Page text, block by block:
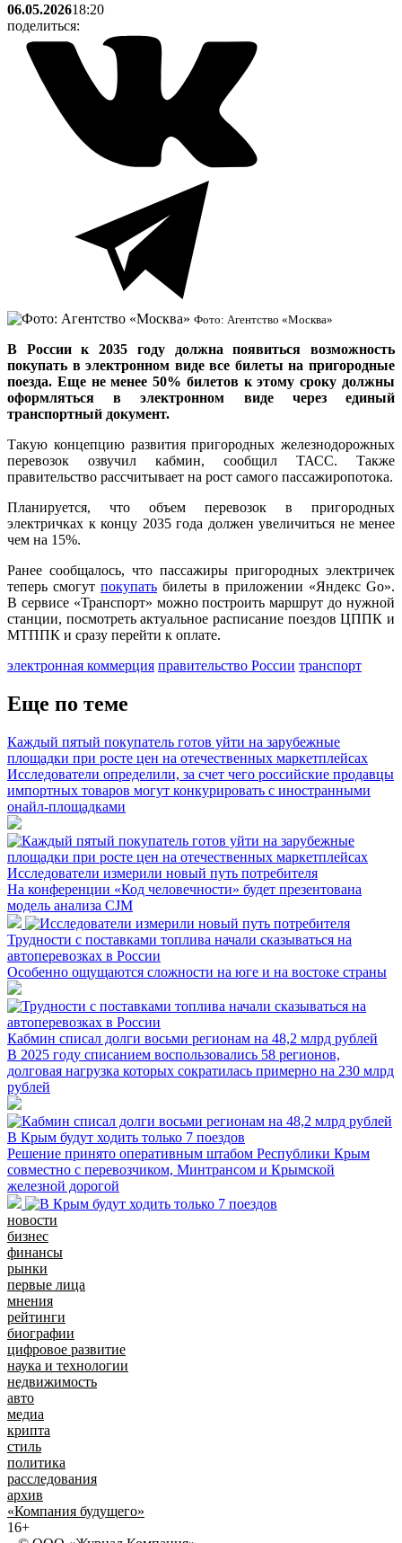
06.05.202618:20
поделиться:
Фото: Агентство «Москва»
В России к 2035 году должна появиться возможность
покупать в электронном виде все билеты на пригородные
поезда. Еще не менее 50% билетов к этому сроку должны
оформляться в электронном виде через единый
транспортный документ.
Такую концепцию развития пригородных железнодорожных
перевозок озвучил кабмин, сообщил ТАСС. Также
правительство рассчитывает на рост самого пассажиропотока.
Планируется, что объем перевозок в пригородных
электричках к концу 2035 года должен увеличиться не менее
чем на 15%.
Ранее сообщалось, что пассажиры пригородных электричек
теперь смогут покупать билеты в приложении «Яндекс Go».
В сервисе «Транспорт» можно построить маршрут до нужной
станции, посмотреть актуальное расписание поездов ЦППК и
МТППК и сразу перейти к оплате.
электронная коммерция правительство России транспорт
Еще по теме
Каждый пятый покупатель готов уйти на зарубежные
площадки при росте цен на отечественных маркетплейсах
Исследователи определили, за счет чего российские продавцы
импортных товаров могут конкурировать с иностранными
онайл-площадками
Исследователи измерили новый путь потребителя
На конференции «Код человечности» будет презентована
модель анализа CJM
Трудности с поставками топлива начали сказываться на
автоперевозках в России
Особенно ощущаются сложности на юге и на востоке страны
Кабмин списал долги восьми регионам на 48,2 млрд рублей
В 2025 году списанием воспользовались 58 регионов,
долговая нагрузка которых сократилась примерно на 230 млрд
рублей
В Крым будут ходить только 7 поездов
Решение принято оперативным штабом Республики Крым
совместно с перевозчиком, Минтрансом и Крымской
железной дорогой
новости
бизнес
финансы
рынки
первые лица
мнения
рейтинги
биографии
цифровое развитие
наука и технологии
недвижимость
авто
медиа
крипта
стиль
политика
расследования
архив
«Компания будущего»
16+